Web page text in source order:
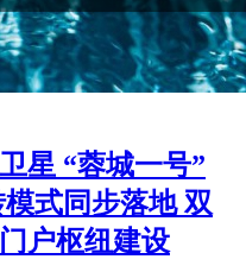
星 “蓉城一号”
式同步落地 双
户枢纽建设